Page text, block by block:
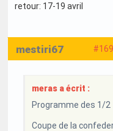
retour: 17-19 avril
#169
mestiri67
meras a écrit :
Programme des 1/2
Coupe de la